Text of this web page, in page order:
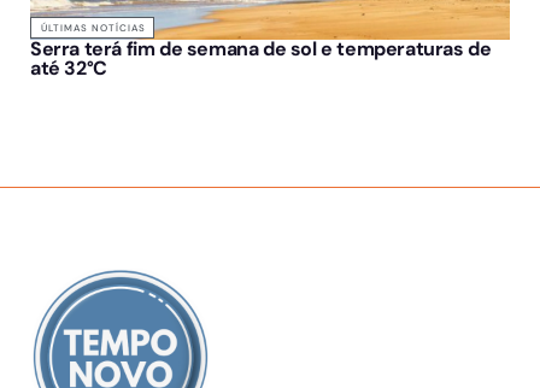
ÚLTIMAS NOTÍCIAS
Serra terá fim de semana de sol e temperaturas de
até 32°C